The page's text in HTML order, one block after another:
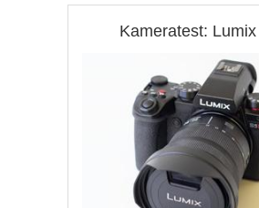
Kameratest: